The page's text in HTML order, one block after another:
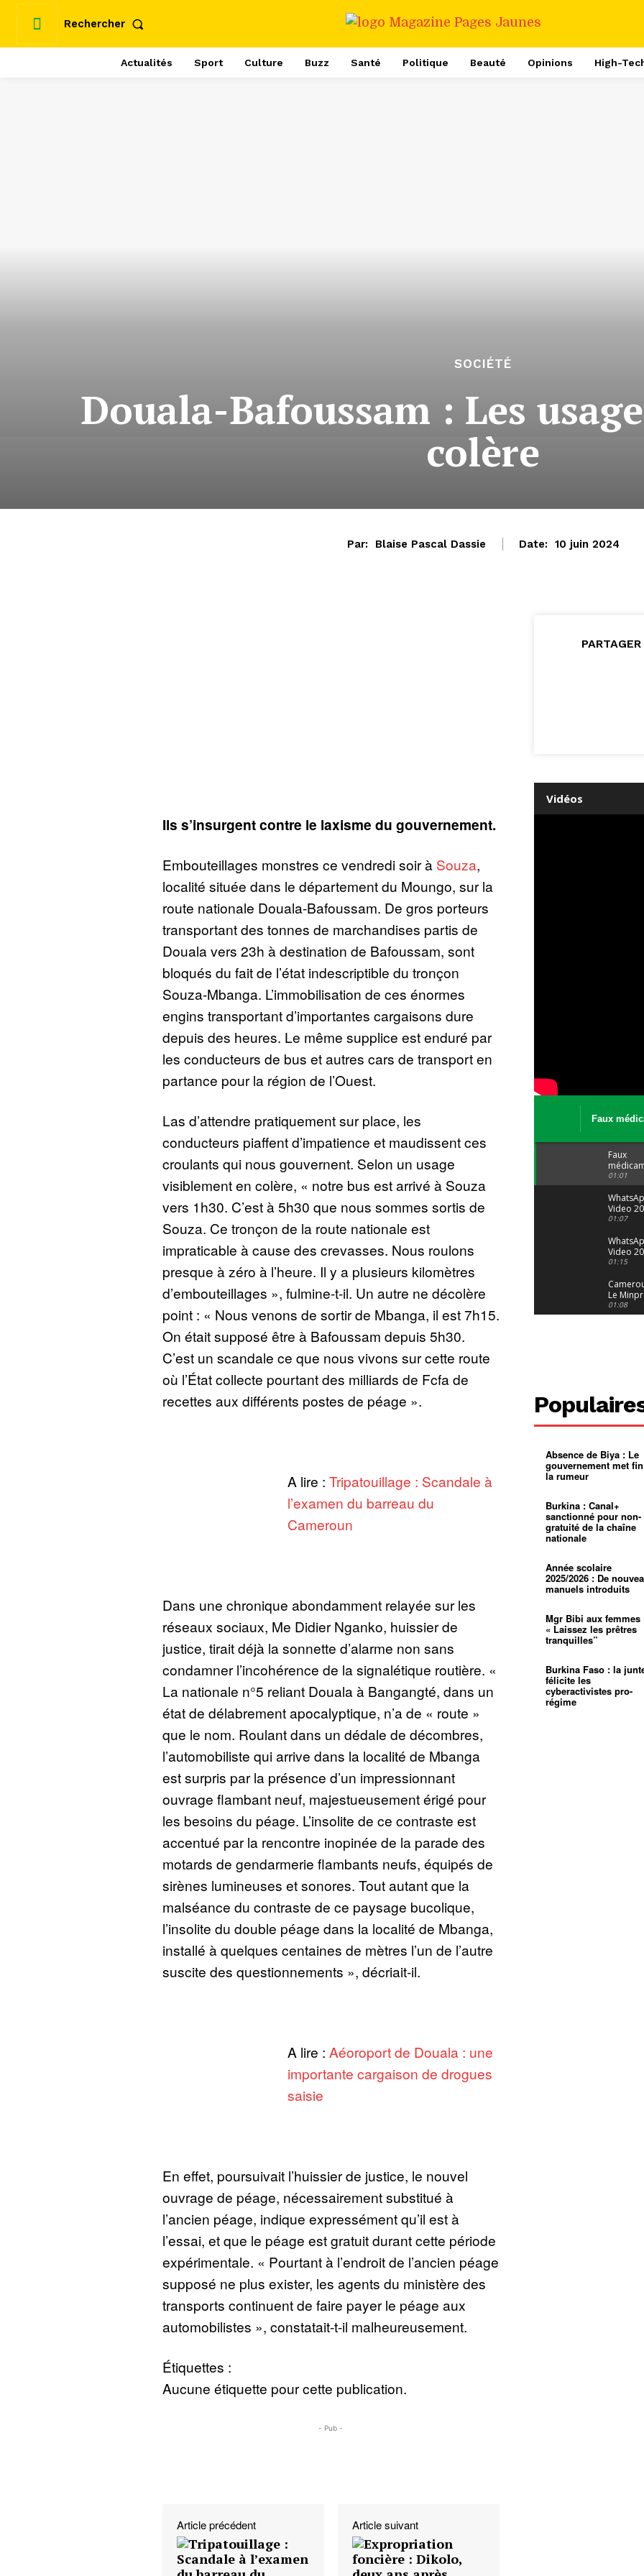
Rechercher
Actualités Sport Culture Buzz Santé Politique Beauté Opinions High-
SOCIÉTÉ
Douala-Bafoussam : Les
colère
Par: Blaise Pascal Dassie Date: 10 juin 2024
Ils s’insurgent contre le laxisme du gouvernement.
Embouteillages monstres ce vendredi soir à Souza,
localité située dans le département du Moungo, sur la
route nationale Douala-Bafoussam. De gros porteurs
transportant des tonnes de marchandises partis de
Douala vers 23h à destination de Bafoussam, sont
bloqués du fait de l’état indescriptible du tronçon
Souza-Mbanga. L’immobilisation de ces énormes
engins transportant d’importantes cargaisons dure
depuis des heures. Le même supplice est enduré par
les conducteurs de bus et autres cars de transport en
partance pour la région de l’Ouest.
Las d’attendre pratiquement sur place, les
conducteurs piaffent d’impatience et maudissent ces
croulants qui nous gouvernent. Selon un usage
visiblement en colère, « notre bus est arrivé à Souza
vers 1h30. C’est à 5h30 que nous sommes sortis de
Souza. Ce tronçon de la route nationale est
impraticable à cause des crevasses. Nous roulons
presque à zéro à l’heure. Il y a plusieurs kilomètres
d’embouteillages », fulmine-t-il. Un autre ne décolère
point : « Nous venons de sortir de Mbanga, il est 7h15.
On était supposé être à Bafoussam depuis 5h30.
C’est un scandale ce que nous vivons sur cette route
où l’État collecte pourtant des milliards de Fcfa de
recettes aux différents postes de péage ».
A lire : Tripatouillage : Scandale à
l’examen du barreau du
Cameroun
Dans une chronique abondamment relayée sur les
réseaux sociaux, Me Didier Nganko, huissier de
justice, tirait déjà la sonnette d’alarme non sans
condamner l’incohérence de la signalétique routière. «
La nationale n°5 reliant Douala à Bangangté, dans un
état de délabrement apocalyptique, n’a de « route »
que le nom. Roulant dans un dédale de décombres,
l’automobiliste qui arrive dans la localité de Mbanga
est surpris par la présence d’un impressionnant
ouvrage flambant neuf, majestueusement érigé pour
les besoins du péage. L’insolite de ce contraste est
accentué par la rencontre inopinée de la parade des
motards de gendarmerie flambants neufs, équipés de
sirènes lumineuses et sonores. Tout autant que la
malséance du contraste de ce paysage bucolique,
l’insolite du double péage dans la localité de Mbanga,
installé à quelques centaines de mètres l’un de l’autre
suscite des questionnements », décriait-il.
A lire : Aéoroport de Douala : une
importante cargaison de drogues
saisie
En effet, poursuivait l’huissier de justice, le nouvel
ouvrage de péage, nécessairement substitué à
l’ancien péage, indique expressément qu’il est à
l’essai, et que le péage est gratuit durant cette période
expérimentale. « Pourtant à l’endroit de l’ancien péage
supposé ne plus exister, les agents du ministère des
transports continuent de faire payer le péage aux
automobilistes », constatait-t-il malheureusement.
Étiquettes :
Aucune étiquette pour cette publication.
- Pub -
Article précédent Article suivant
PARTAGER
Vidéos
Faux
Le trafic
Faux
: Le trafic
porte
malgré
01:01
Video
04 at 15
01:07
Video
29 at 12
01:15
Le
alerte
dérives
01:08
grandes
pluies
Échec au
Le père
pasteur
L’État
d’or
Croyance
religieuse
Entre
bricolage
mentale
01:12
mettra-t-
au
Absence de Biya : Le
gouvernement met
la rumeur
Burkina : Canal+
sanctionné pour non-
gratuité de la chaîne
nationale
Année scolaire
2025/2026 : De
manuels introduits
Mgr Bibi aux femmes
« Laissez les prêtres
tranquilles”
Burkina Faso : la
félicite les
cyberactivistes pro-
régime